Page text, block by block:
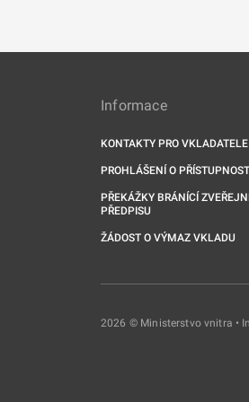
Informace
KONTAKTY PRO
PROHLÁŠENÍ O
PŘEKÁŽKY BRÁNÍCÍ
PŘEDPISU
ŽÁDOST O VÝMAZ VKLADU
2026 © Ministerstvo vnitra •